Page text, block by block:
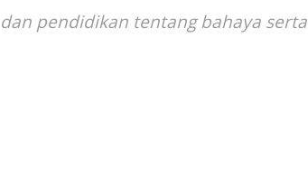
pendidikan tentang bahaya serta